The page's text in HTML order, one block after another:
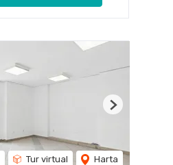
Tur virtual Harta
Next